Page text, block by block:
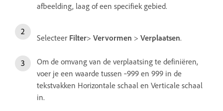
afbeelding, laag of een specifiek gebied.
Selecteer Filter> Vervormen > Verplaatsen.
Om de omvang van de verplaatsing te definiëren,
voer je een waarde tussen ‑999 en 999 in de
tekstvakken Horizontale schaal en Verticale schaal
in.